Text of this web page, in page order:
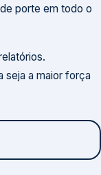
porte em todo o
seja a maior força